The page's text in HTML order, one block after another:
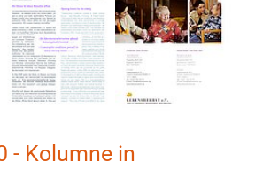
- Kolumne in